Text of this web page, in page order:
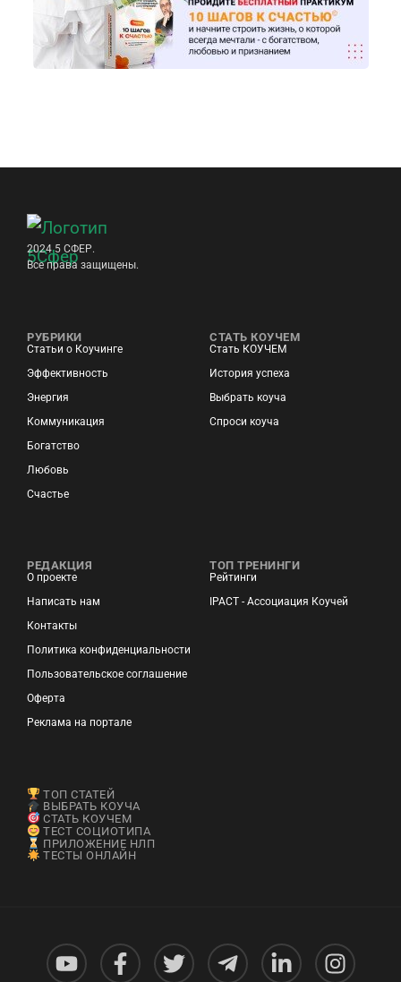
2024 5 СФЕР.
Все права защищены.
РУБРИКИ
Статьи о Коучинге
Эффективность
Энергия
Коммуникация
Богатство
Любовь
Счастье
СТАТЬ КОУЧЕМ
Стать КОУЧЕМ
История успеха
Выбрать коуча
Спроси коуча
РЕДАКЦИЯ
О проекте
Написать нам
Контакты
Политика конфиденциальности
Пользовательское соглашение
Оферта
Реклама на портале
ТОП ТРЕНИНГИ
Рейтинги
IPACT - Ассоциация Коучей
ТОП СТАТЕЙ
ВЫБРАТЬ КОУЧА
СТАТЬ КОУЧЕМ
ТЕСТ СОЦИОТИПА
ПРИЛОЖЕНИЕ НЛП
ТЕСТЫ ОНЛАЙН